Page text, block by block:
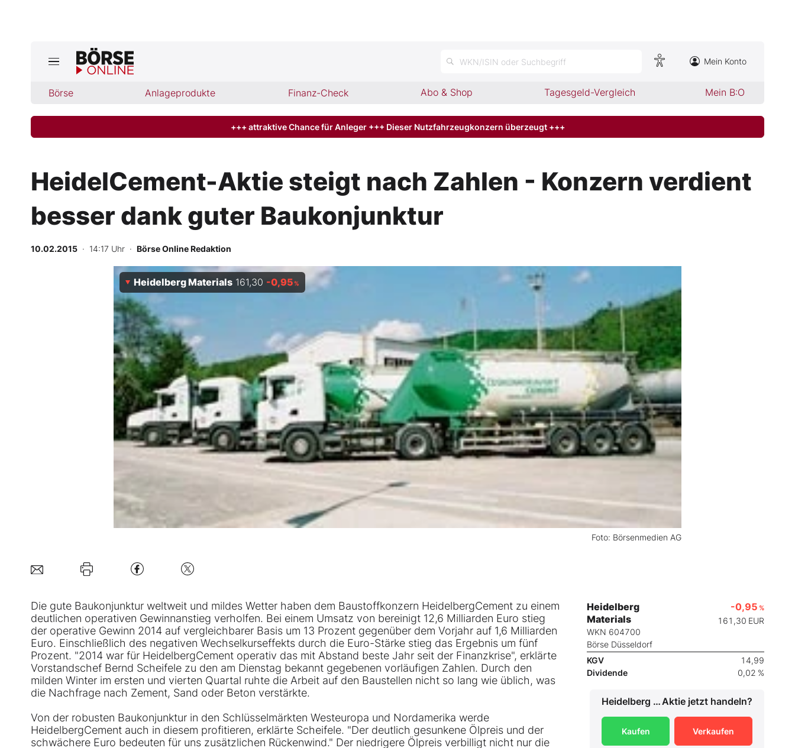
WKN/ISIN oder Suchbegriff Mein Konto
Börse Anlageprodukte Finanz-Check Abo & Shop Tagesgeld-Vergleich Mein B:O
Börse
Abo & Shop
BO-Musterdepots
Experten
Mein B:O
Mein Konto
Folgen Sie uns
Kontakt
+++ attraktive Chance für Anleger +++ Dieser Nutzfahrzeugkonzern überzeugt +++
HeidelCement-Aktie steigt nach Zahlen - Konzern verdient
besser dank guter Baukonjunktur
10.02.2015 · 14:17 Uhr · Börse Online Redaktion
Foto: Börsenmedien AG
Heidelberg Materials 161,30 -0,95%
Die gute Baukonjunktur weltweit und mildes Wetter haben dem Baustoffkonzern HeidelbergCement zu einem
deutlichen operativen Gewinnanstieg verholfen. Bei einem Umsatz von bereinigt 12,6 Milliarden Euro stieg
der operative Gewinn 2014 auf vergleichbarer Basis um 13 Prozent gegenüber dem Vorjahr auf 1,6 Milliarden
Euro. Einschließlich des negativen Wechselkurseffekts durch die Euro-Stärke stieg das Ergebnis um fünf
Prozent. "2014 war für HeidelbergCement operativ das mit Abstand beste Jahr seit der Finanzkrise", erklärte
Vorstandschef Bernd Scheifele zu den am Dienstag bekannt gegebenen vorläufigen Zahlen. Durch den
milden Winter im ersten und vierten Quartal ruhte die Arbeit auf den Baustellen nicht so lang wie üblich, was
die Nachfrage nach Zement, Sand oder Beton verstärkte.
Von der robusten Baukonjunktur in den Schlüsselmärkten Westeuropa und Nordamerika werde
HeidelbergCement auch in diesem profitieren, erklärte Scheifele. "Der deutlich gesunkene Ölpreis und der
schwächere Euro bedeuten für uns zusätzlichen Rückenwind." Der niedrigere Ölpreis verbilligt nicht nur die
Heidelberg
Materials
WKN 604700
Börse Düsseldorf
-0,95 %
161,30 EUR
KGV
14,99
Dividende
0,02 %
Heidelberg Materials Aktie jetzt handeln?
Kaufen Verkaufen